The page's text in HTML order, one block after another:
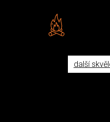
další